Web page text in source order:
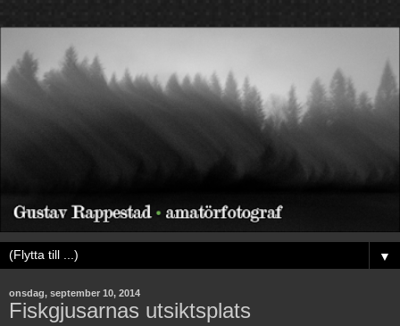
▼
onsdag, september 10, 2014
Fiskgjusarnas utsiktsplats